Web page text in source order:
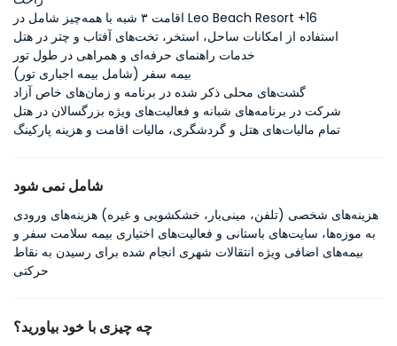
اقامت ۳ شبه با همه‌چیز شامل در Leo Beach Resort +16
استفاده از امکانات ساحل، استخر، تخت‌های آفتاب و چتر در هتل
خدمات راهنمای حرفه‌ای و همراهی در طول تور
بیمه سفر (شامل بیمه اجباری تور)
گشت‌های محلی ذکر شده در برنامه و زمان‌های خاص آزاد
شرکت در برنامه‌های شبانه و فعالیت‌های ویژه بزرگسالان در هتل
تمام مالیات‌های هتل و گردشگری، مالیات اقامت و هزینه پارکینگ
شامل نمی شود
هزینه‌های شخصی (تلفن، مینی‌بار، خشکشویی و غیره) هزینه‌های ورودی
به موزه‌ها، سایت‌های باستانی و فعالیت‌های اختیاری بیمه سلامت سفر و
بیمه‌های اضافی ویژه انتقالات شهری انجام شده برای رسیدن به نقاط
حرکتی
چه چیزی با خود بیاورید؟